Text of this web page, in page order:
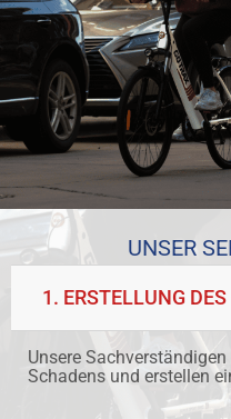
UNSER
1. ERSTELLUNG
Unsere
Schadens und erstellen